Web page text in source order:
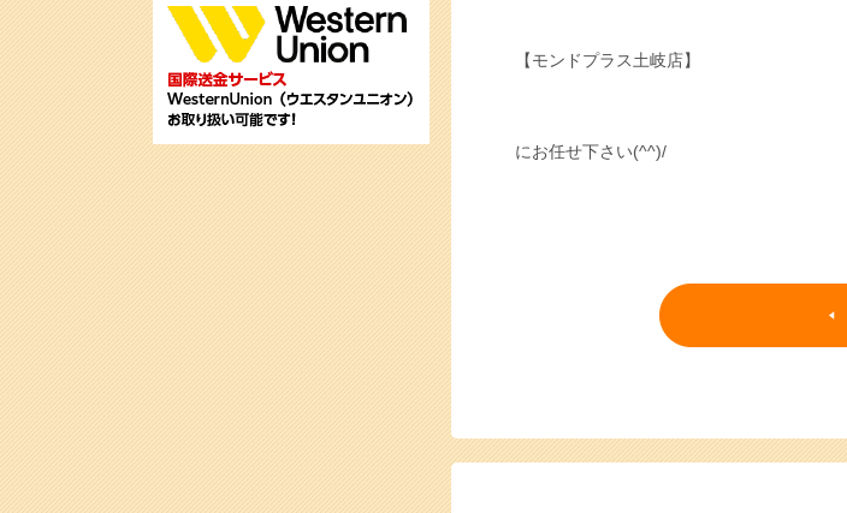
【モンドプラス土岐店】
にお任せ下さい(^^)/